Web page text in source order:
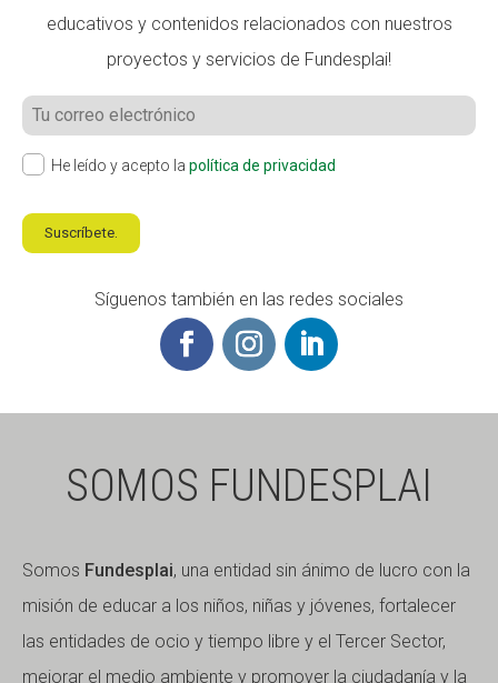
educativos y contenidos relacionados con nuestros
proyectos y servicios de Fundesplai!
He leído y acepto la política de privacidad
Suscríbete.
Síguenos también en las redes sociales
SOMOS FUNDESPLAI
Somos Fundesplai, una entidad sin ánimo de lucro con la
misión de educar a los niños, niñas y jóvenes, fortalecer
las entidades de ocio y tiempo libre y el Tercer Sector,
mejorar el medio ambiente y promover la ciudadanía y la
Xarxes socials
COL·LABORA
Fes voluntariat
Fes un donatiu
Treballa amb nosaltres